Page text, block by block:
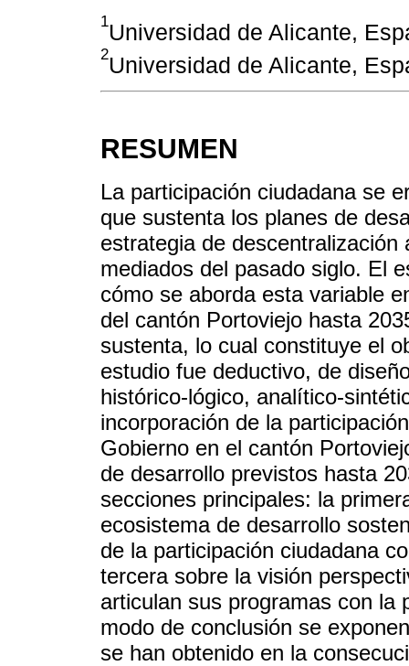
1Universidad de Alicante,
2Universidad de Alicante,
RESUMEN
La participación ciudadana se
que sustenta los planes de
estrategia de
mediados del pasado siglo. El
cómo se aborda esta variable
del cantón Portoviejo hasta
sustenta, lo cual constituye el
estudio fue deductivo, de
histórico-lógico, analítico-
incorporación de la
Gobierno en el cantón
de desarrollo previstos hasta
secciones principales: la
ecosistema de desarrollo
de la participación ciudadana
tercera sobre la visión
articulan sus programas con la
modo de conclusión se
se han obtenido en la